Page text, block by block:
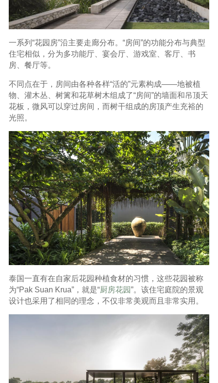
一系列“花园房”沿主要走廊分布。“房间”的功能分布与典型
住宅相似，分为多功能厅、宴会厅、游戏室、客厅、书
房、餐厅等。
不同点在于，房间由各种各样“活的”元素构成——地被植
物、灌木丛、树篱和花草树木组成了“房间”的墙面和吊顶天
花板，微风可以穿过房间，而树干组成的房顶产生充裕的
光照。
泰国一直有在自家后花园种植食材的习惯，这些花园被称
为“Pak Suan Krua”，就是“厨房花园”。该住宅庭院的景观
设计也采用了相同的理念，不仅非常美观而且非常实用。